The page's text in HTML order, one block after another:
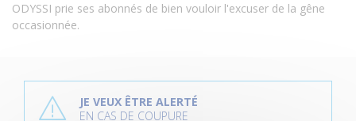
ODYSSI prie ses abonnés de bien vouloir l'excuser de la gêne
occasionnée.
P
JE VEUX ÊTRE ALERTÉ
EN CAS DE COUPURE